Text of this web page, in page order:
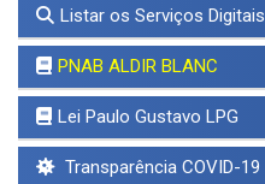
Listar os Serviços Digitais
PNAB ALDIR BLANC
Lei Paulo Gustavo LPG
Transparência COVID-19